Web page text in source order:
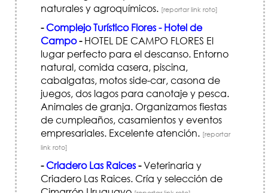
naturales y agroquímicos. [reportar link roto]
-Complejo Turístico Flores - Hotel de
Campo-HOTEL DE CAMPO FLORES El
lugar perfecto para el descanso. Entorno
natural, comida casera, piscina,
cabalgatas, motos side-car, casona de
juegos, dos lagos para canotaje y pesca.
Animales de granja. Organizamos fiestas
de cumpleaños, casamientos y eventos
empresariales. Excelente atención. [reportar
link roto]
-Criadero Las Raices-Veterinaria y
Criadero Las Raices. Cría y selección de